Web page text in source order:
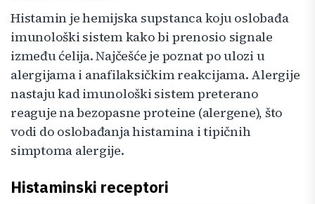
Histamin je hemijska supstanca koju oslobađa
imunološki sistem kako bi prenosio signale
između ćelija. Najčešće je poznat po ulozi u
alergijama i anafilaksičkim reakcijama. Alergije
nastaju kad imunološki sistem preterano
reaguje na bezopasne proteine (alergene), što
vodi do oslobađanja histamina i tipičnih
simptoma alergije.
Histaminski receptori